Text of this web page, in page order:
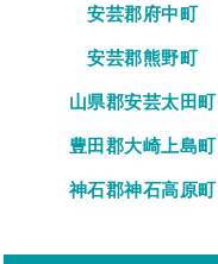
安芸郡府中町
安芸郡熊野町
山県郡安芸太田町
豊田郡大崎上島町
神石郡神石高原町